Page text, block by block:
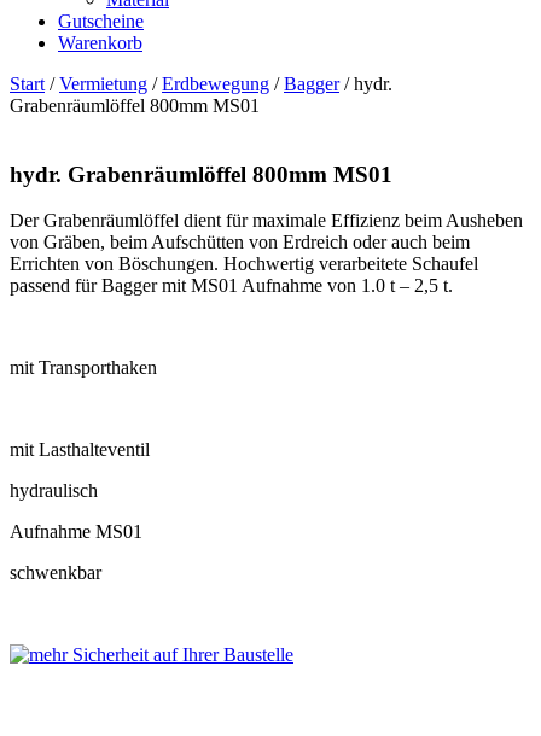
Gutscheine
Warenkorb
Start /Vermietung /Erdbewegung /Bagger/ hydr.
Grabenräumlöffel 800mm MS01
hydr. Grabenräumlöffel 800mm MS01
Der Grabenräumlöffel dient für maximale Effizienz beim Ausheben
von Gräben, beim Aufschütten von Erdreich oder auch beim
Errichten von Böschungen. Hochwertig verarbeitete Schaufel
passend für Bagger mit MS01 Aufnahme von 1.0 t – 2,5 t.
mit Transporthaken
mit Lasthalteventil
hydraulisch
Aufnahme MS01
schwenkbar